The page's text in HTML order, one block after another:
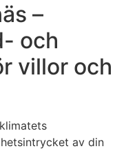
–
och
villor och
av din